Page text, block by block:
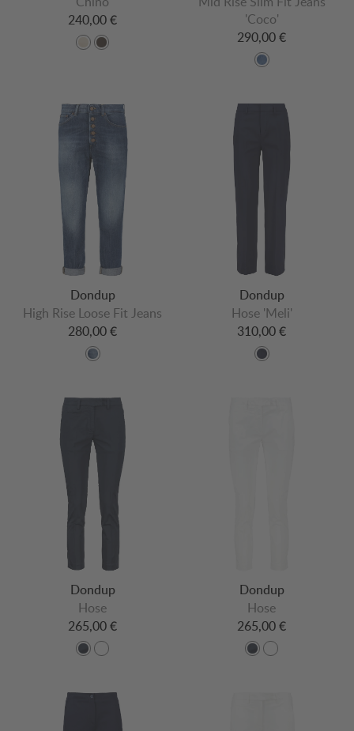
240,00 €
'Coco'
290,00 €
Dondup
High Rise Loose Fit Jeans
280,00 €
Dondup
Hose 'Meli'
310,00 €
Dondup
Hose
265,00 €
Dondup
Hose
265,00 €